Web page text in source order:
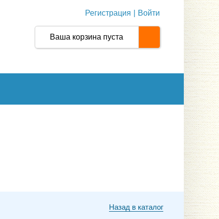
Регистрация Войти
Ваша корзина пуста
Назад в каталог